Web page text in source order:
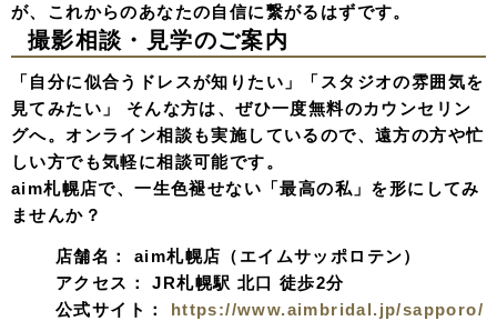
が、これからのあなたの自信に繋がるはずです。
撮影相談・見学のご案内
「自分に似合うドレスが知りたい」「スタジオの雰囲気を
見てみたい」 そんな方は、ぜひ一度無料のカウンセリン
グへ。オンライン相談も実施しているので、遠方の方や忙
しい方でも気軽に相談可能です。
aim札幌店で、一生色褪せない「最高の私」を形にしてみ
ませんか？
店舗名：
aim札幌店（エイムサッポロテン）
アクセス：
JR札幌駅 北口 徒歩2分
公式サイト：
https://www.aimbridal.jp/sapporo/